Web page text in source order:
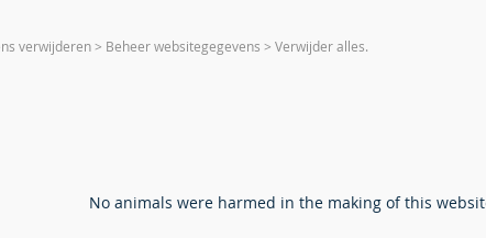
verwijderen > Beheer websitegegevens > Verwijder alles.
No animals were harmed in the making of this